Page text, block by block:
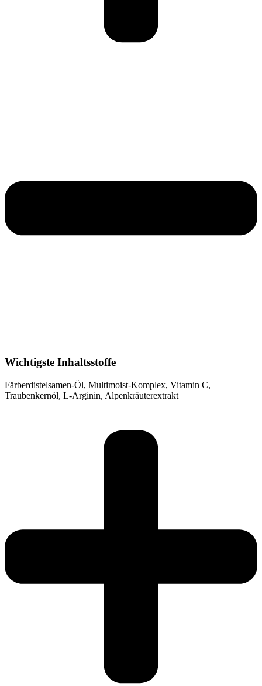
Wichtigste Inhaltsstoffe
Färberdistelsamen-Öl, Multimoist-Komplex, Vitamin C,
Traubenkernöl, L-Arginin, Alpenkräuterextrakt